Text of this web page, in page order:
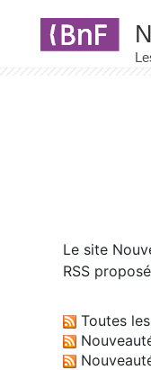
Le site
RSS
Toutes